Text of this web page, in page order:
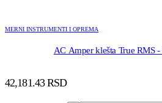
MERNI INSTRUMENTI I OPREMA
AC Amper klešta True RMS
42,181.43RSD